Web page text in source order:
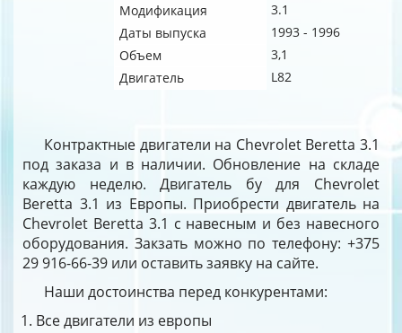
Модификация
3.1
Даты выпуска
1993 - 1996
Объем
3,1
Двигатель
L82
Контрактные двигатели на Chevrolet Beretta 3.1
под заказа и в наличии. Обновление на складе
каждую неделю. Двигатель бу для Chevrolet
Beretta 3.1 из Европы. Приобрести двигатель на
Chevrolet Beretta 3.1 с навесным и без навесного
оборудования. Закзать можно по телефону: +375
29 916-66-39 или оставить заявку на сайте.
Наши достоинства перед конкурентами:
Все двигатели из европы